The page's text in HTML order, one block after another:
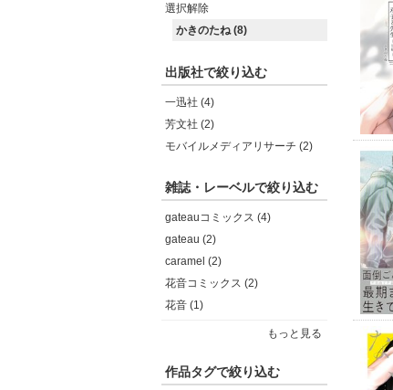
選択解除
かきのたね (8)
出版社で絞り込む
一迅社 (4)
芳文社 (2)
モバイルメディアリサーチ (2)
雑誌・レーベルで絞り込む
gateauコミックス (4)
gateau (2)
caramel (2)
花音コミックス (2)
花音 (1)
もっと見る
作品タグで絞り込む